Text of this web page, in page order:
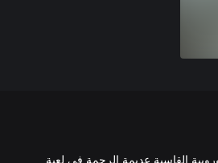
القاسية عديمة الرحمة في لعبة